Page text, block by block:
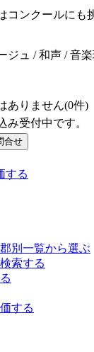
コンクールにも
ジュ / 和声 / 音
ありません(0件)
み受付中です。
する
別一覧から選ぶ
索する
する